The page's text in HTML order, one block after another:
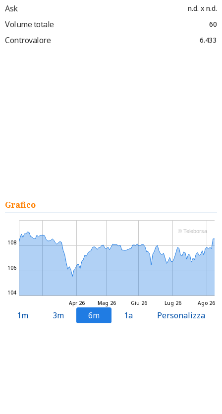
Ask n.d. x n.d.
Volume totale 60
Controvalore 6.433
Grafico
Mag 26 Lug 26
Apr 26 Giu 26 Ago 26
104
106
108
© Teleborsa
1m 3m 6m 1a Personalizza